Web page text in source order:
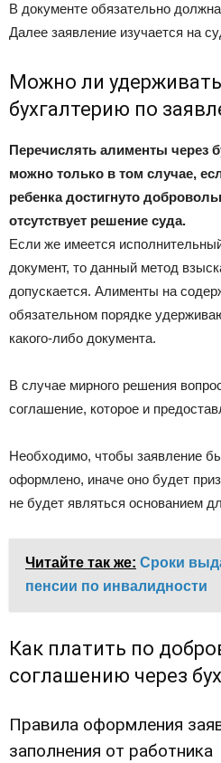
В документе обязательно
Далее заявление изучается на
Можно ли
бухгалтерию по
Перечислять алименты через
можно только в том случае,
ребенка достигнуто
отсутствует решение суда.
Если же имеется
документ, то данный метод
допускается. Алименты на
обязательном порядке
какого-либо документа.
В случае мирного решения
соглашение, которое и
Необходимо, чтобы заявление
оформлено, иначе оно будет
не будет являться основанием
Читайте так же: Сроки
пенсии по инвалидности
Как платить по
соглашению через
Правила оформления
заполнения от работника